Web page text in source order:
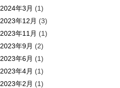
2024年3月 (1)
2023年12月 (3)
2023年11月 (1)
2023年9月 (2)
2023年6月 (1)
2023年4月 (1)
2023年2月 (1)